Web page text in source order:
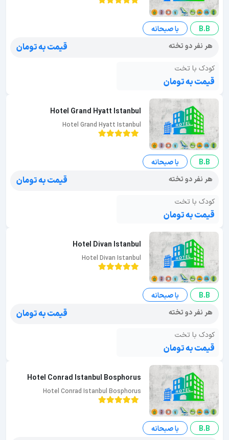
B.B
با صبحانه
هر نفر دو تخته
قیمت به تومان
کودک با تخت
قیمت به تومان
Hotel Grand Hyatt Istanbul
Hotel Grand Hyatt Istanbul
B.B
با صبحانه
هر نفر دو تخته
قیمت به تومان
کودک با تخت
قیمت به تومان
Hotel Divan Istanbul
Hotel Divan Istanbul
B.B
با صبحانه
هر نفر دو تخته
قیمت به تومان
کودک با تخت
قیمت به تومان
Hotel Conrad Istanbul Bosphorus
Hotel Conrad Istanbul Bosphorus
B.B با صبحانه